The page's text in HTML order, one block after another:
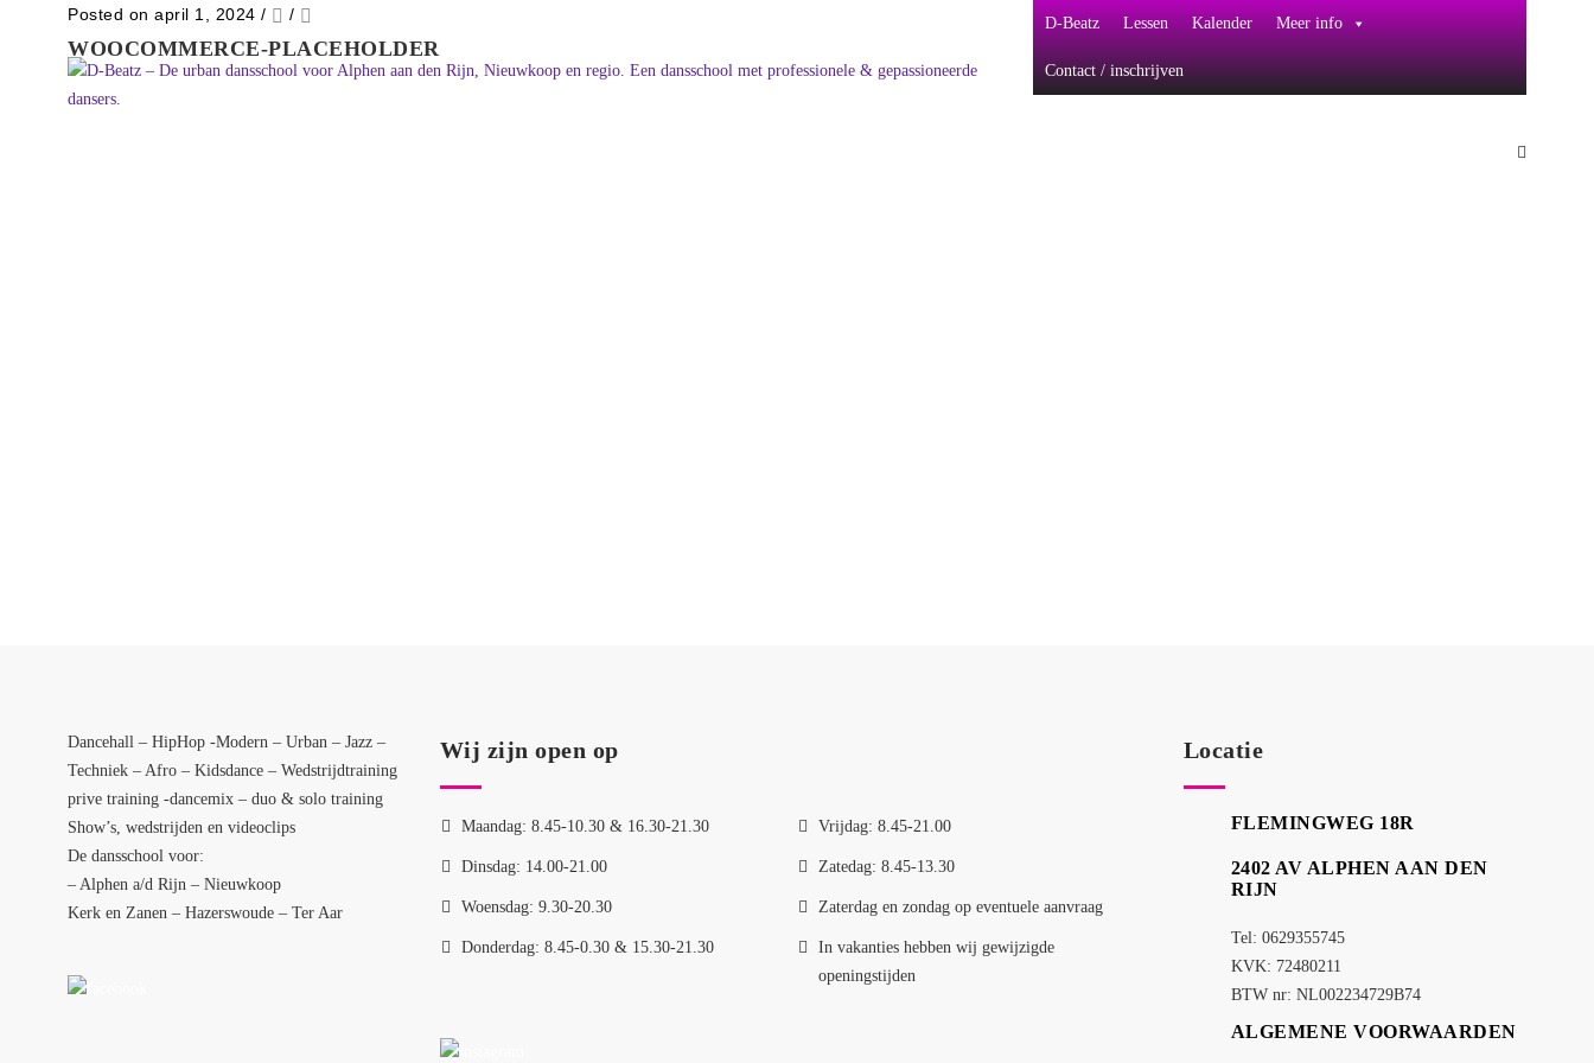
D-Beatz Lessen Kalender Meer info
Contact / inschrijven
Posted on april 1, 2024 / /
WOOCOMMERCE-PLACEHOLDER
Dancehall – HipHop -Modern – Urban – Jazz –
Techniek – Afro – Kidsdance – Wedstrijdtraining
prive training -dancemix – duo & solo training
Show’s, wedstrijden en videoclips
De dansschool voor:
– Alphen a/d Rijn – Nieuwkoop
Kerk en Zanen – Hazerswoude – Ter Aar
Wij zijn open op
Maandag: 8.45-10.30 & 16.30-21.30
Dinsdag: 14.00-21.00
Woensdag: 9.30-20.30
Donderdag: 8.45-0.30 & 15.30-21.30
Vrijdag: 8.45-21.00
Zatedag: 8.45-13.30
Zaterdag en zondag op eventuele aanvraag
In vakanties hebben wij gewijzigde
openingstijden
Locatie
FLEMINGWEG 18R
2402 AV ALPHEN AAN DEN
RIJN
Tel: 0629355745
KVK: 72480211
BTW nr: NL002234729B74
ALGEMENE VOORWAARDEN